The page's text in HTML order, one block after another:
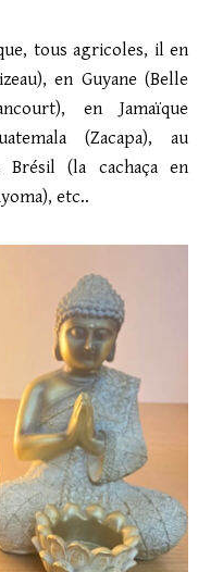
tous agricoles, il en
en Guyane (Belle
en Jamaïque
(Zacapa), au
Brésil (la cachaça en
etc..